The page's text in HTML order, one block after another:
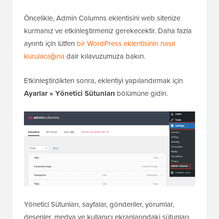
Öncelikle, Admin Columns eklentisini web sitenize
kurmanız ve etkinleştirmeniz gerekecektir. Daha fazla
ayrıntı için lütfen bir WordPress eklentisinin nasıl
kurulacağına dair kılavuzumuza bakın.
Etkinleştirdikten sonra, eklentiyi yapılandırmak için
Ayarlar » Yönetici Sütunları bölümüne gidin.
Yönetici Sütunları, sayfalar, gönderiler, yorumlar,